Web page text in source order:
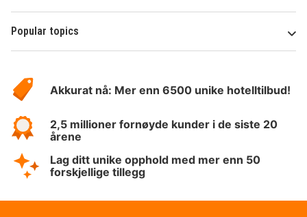
Popular topics
Hotelspecials
Akkurat nå: Mer enn 6500 unike hotelltilbud!
2,5 millioner fornøyde kunder i de siste 20
årene
Lag ditt unike opphold med mer enn 50
forskjellige tillegg